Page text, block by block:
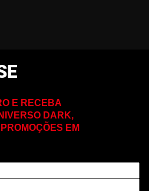
E RECEBA
DARK,
EM